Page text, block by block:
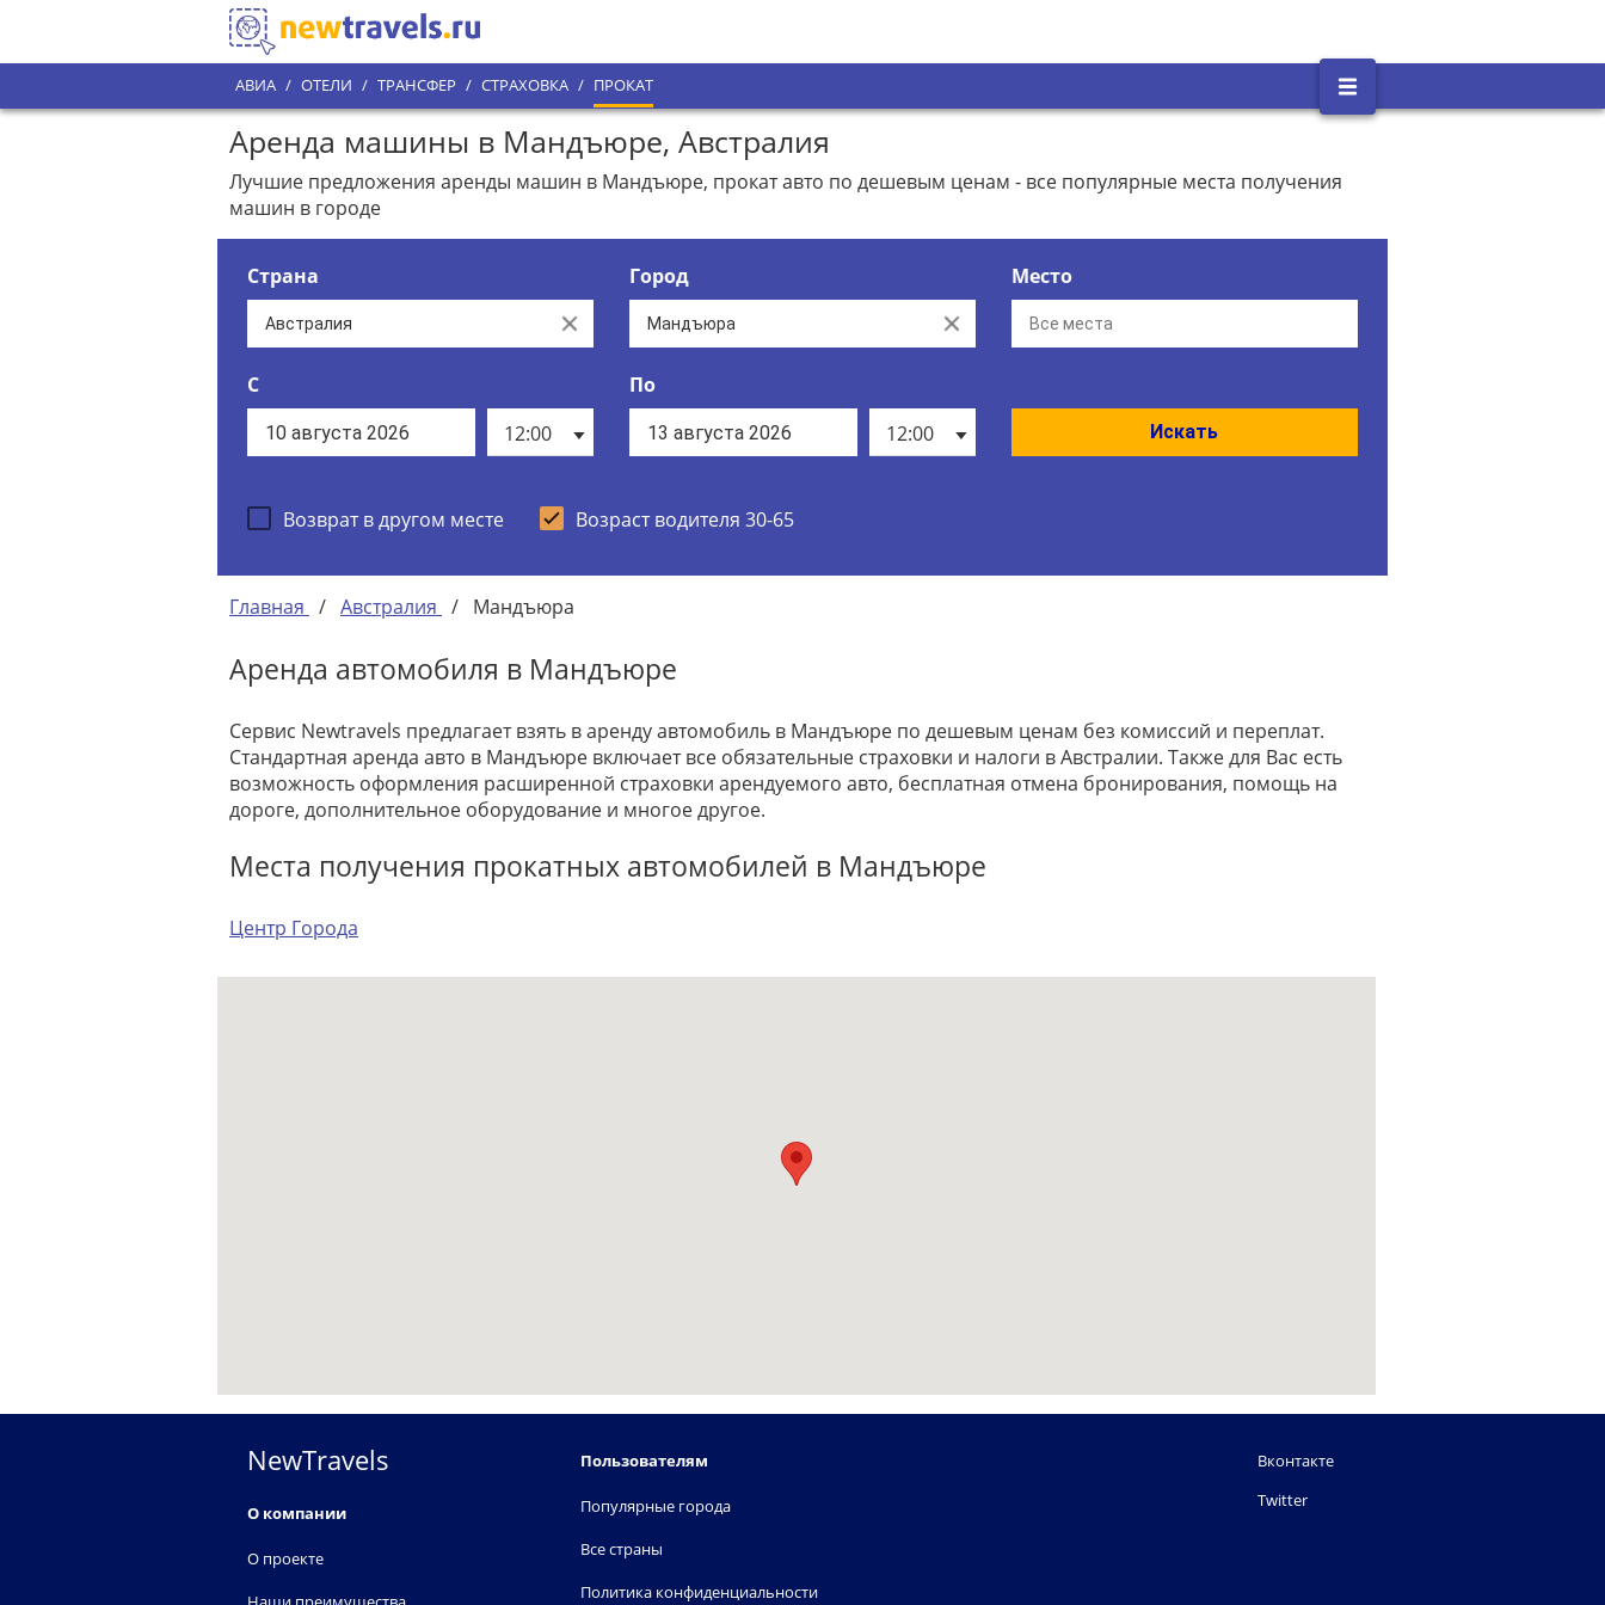
АВИА / ОТЕЛИ / ТРАНСФЕР / СТРАХОВКА / ПРОКАТ
Аренда машины в Мандъюре, Австралия
Лучшие предложения аренды машин в Мандъюре, прокат авто по дешевым ценам - все популярные места получения
машин в городе
Страна
Clear
Город
Clear
Место
С
12:00
По
12:00
Искать
Возврат в другом месте Возраст водителя 30-65
Главная / Австралия / Мандъюра
Аренда автомобиля в Мандъюре
Сервис Newtravels предлагает взять в аренду автомобиль в Мандъюре по дешевым ценам без комиссий и переплат.
Стандартная аренда авто в Мандъюре включает все обязательные страховки и налоги в Австралии. Также для Вас есть
возможность оформления расширенной страховки арендуемого авто, бесплатная отмена бронирования, помощь на
дороге, дополнительное оборудование и многое другое.
Места получения прокатных автомобилей в Мандъюре
Центр Города
NewTravels
О компании
О проекте
Пользователям
Популярные города
Все страны
Политика конфиденциальности
Вконтакте
Twitter